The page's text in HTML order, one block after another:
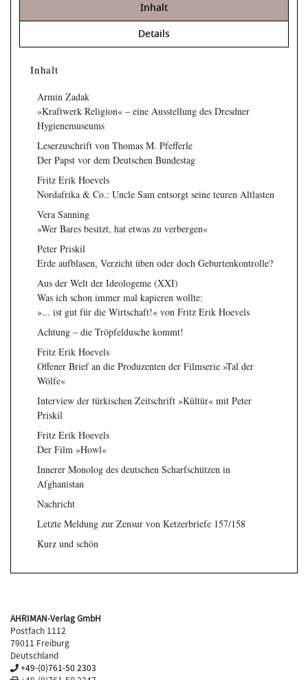
Inhalt
Details
Inhalt
Armin Zadak
»Kraftwerk Religion« – eine Ausstellung des Dresdner
Hygienemuseums
Leserzuschrift von Thomas M. Pfefferle
Der Papst vor dem Deutschen Bundestag
Fritz Erik Hoevels
Nordafrika & Co.: Uncle Sam entsorgt seine teuren Altlasten
Vera Sanning
»Wer Bares besitzt, hat etwas zu verbergen«
Peter Priskil
Erde aufblasen, Verzicht üben oder doch Geburtenkontrolle?
Aus der Welt der Ideologeme (XXI)
Was ich schon immer mal kapieren wollte:
»... ist gut für die Wirtschaft!« von Fritz Erik Hoevels
Achtung – die Tröpfeldusche kommt!
Fritz Erik Hoevels
Offener Brief an die Produzenten der Filmserie »Tal der
Wölfe«
Interview der türkischen Zeitschrift »Kültür« mit Peter
Priskil
Fritz Erik Hoevels
Der Film »Howl«
Innerer Monolog des deutschen Scharfschützen in
Afghanistan
Nachricht
Letzte Meldung zur Zensur von Ketzerbriefe 157/158
Kurz und schön
AHRIMAN-Verlag GmbH
Postfach 1112
79011 Freiburg
Deutschland
+49-(0)761-50 2303